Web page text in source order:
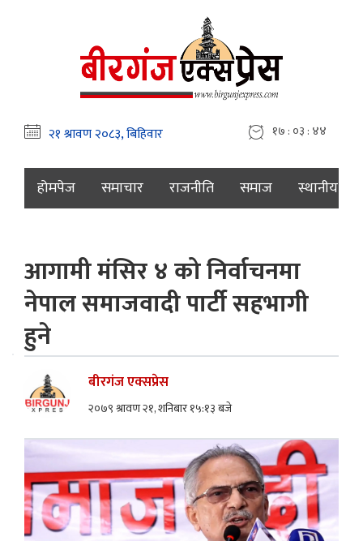
१७ : ०३ : ४५
होमपेज समाचार राजनीति समाज स्थानीय
आगामी मंसिर ४ को निर्वाचनमा
नेपाल समाजवादी पार्टी सहभागी
हुने
बीरगंज एक्सप्रेस
२०७९ श्रावण २१, शनिबार १५:१३ बजे